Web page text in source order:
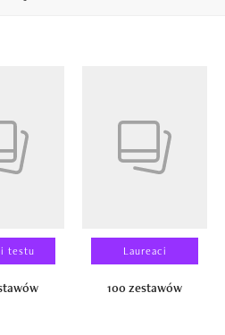
testu Laureaci
100 zestawów